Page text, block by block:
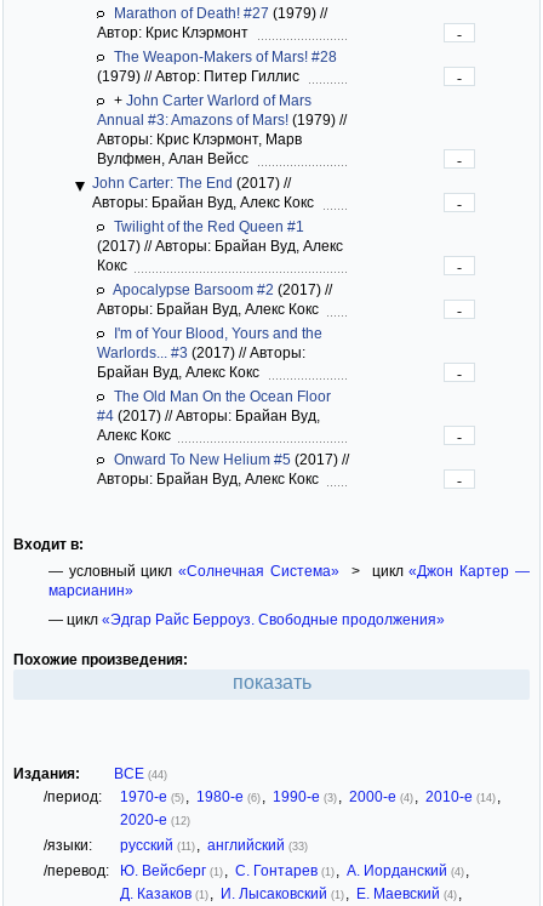
Marathon of Death! #27 (1979) //
Автор: Крис Клэрмонт
-
The Weapon-Makers of Mars! #28
(1979) //Автор: Питер Гиллис
-
+ John Carter Warlord of Mars
Annual #3: Amazons of Mars! (1979) //
Авторы: Крис Клэрмонт, Марв
Вулфмен, Алан Вейсс
-
John Carter: The End (2017) //
Авторы: Брайан Вуд, Алекс Кокс
-
Twilight of the Red Queen #1
(2017) //Авторы: Брайан Вуд, Алекс
Кокс
-
Apocalypse Barsoom #2 (2017) //
Авторы: Брайан Вуд, Алекс Кокс
-
I'm of Your Blood, Yours and the
Warlords... #3 (2017) //Авторы:
Брайан Вуд, Алекс Кокс
-
The Old Man On the Ocean Floor
#4 (2017) //Авторы: Брайан Вуд,
Алекс Кокс
-
Onward To New Helium #5 (2017) //
Авторы: Брайан Вуд, Алекс Кокс
-
Входит в:
— условный цикл«Солнечная Система» > цикл«Джон Картер —
марсианин»
— цикл «Эдгар Райс Берроуз. Свободные продолжения»
Похожие произведения:
показать
Издания: ВСЕ (44)
/период: 1970-е (5) , 1980-е (6) , 1990-е (3) , 2000-е (4) , 2010-е (14) ,
2020-е (12)
/языки: русский (11) , английский (33)
/перевод: Ю. Вейсберг (1) , С. Гонтарев (1) , А. Иорданский (4) ,
Д. Казаков (1) , И. Лысаковский (1) , Е. Маевский (4) ,